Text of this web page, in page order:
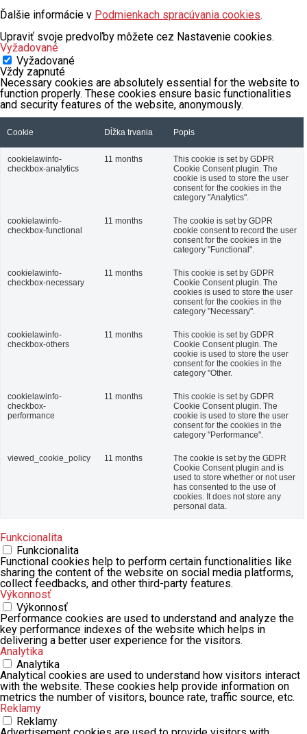
Ďalšie informácie v Podmienkach spracúvania cookies.
Upraviť svoje predvoľby môžete cez Nastavenie cookies.
Vyžadované
Vyžadované
Vždy zapnuté
Necessary cookies are absolutely essential for the website to
function properly. These cookies ensure basic functionalities
and security features of the website, anonymously.
Cookie Dĺžka trvania Popis
cookielawinfo-
checkbox-analytics
11 months
This cookie is set by GDPR
Cookie Consent plugin. The
cookie is used to store the user
consent for the cookies in the
category "Analytics".
cookielawinfo-
checkbox-functional
11 months
The cookie is set by GDPR
cookie consent to record the user
consent for the cookies in the
category "Functional".
cookielawinfo-
checkbox-necessary
11 months
This cookie is set by GDPR
Cookie Consent plugin. The
cookies is used to store the user
consent for the cookies in the
category "Necessary".
cookielawinfo-
checkbox-others
11 months
This cookie is set by GDPR
Cookie Consent plugin. The
cookie is used to store the user
consent for the cookies in the
category "Other.
cookielawinfo-
checkbox-
performance
11 months
This cookie is set by GDPR
Cookie Consent plugin. The
cookie is used to store the user
consent for the cookies in the
category "Performance".
viewed_cookie_policy 11 months
The cookie is set by the GDPR
Cookie Consent plugin and is
used to store whether or not user
has consented to the use of
cookies. It does not store any
personal data.
Funkcionalita
Funkcionalita
Functional cookies help to perform certain functionalities like
sharing the content of the website on social media platforms,
collect feedbacks, and other third-party features.
Výkonnosť
Výkonnosť
Performance cookies are used to understand and analyze the
key performance indexes of the website which helps in
delivering a better user experience for the visitors.
Analytika
Analytika
Analytical cookies are used to understand how visitors interact
with the website. These cookies help provide information on
metrics the number of visitors, bounce rate, traffic source, etc.
Reklamy
Reklamy